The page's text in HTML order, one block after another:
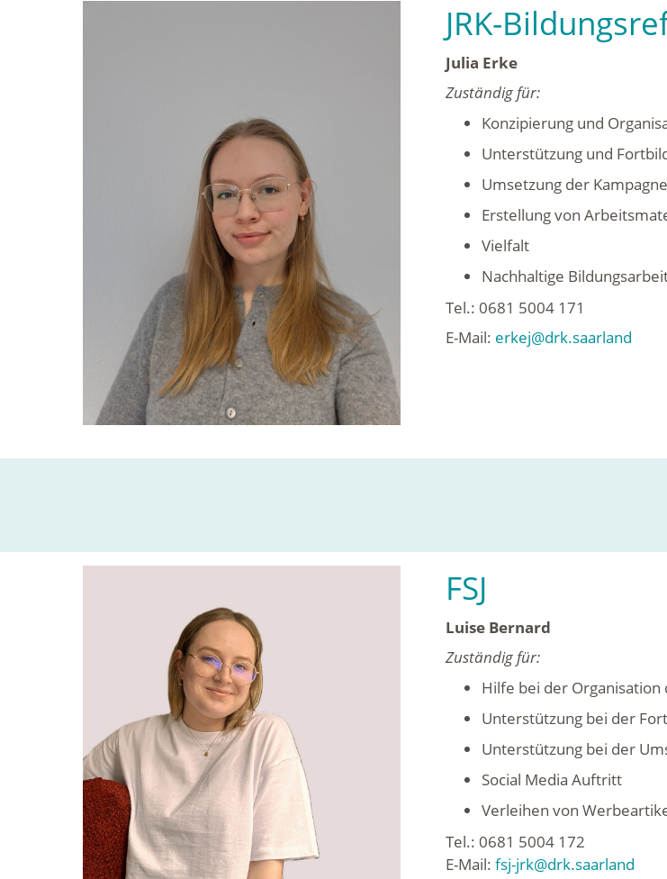
JRK-
Julia Erke
Zuständig für:
Konzipierung und
Unterstützung und
Umsetzung der Kampagne
Erstellung von
Vielfalt
Nachhaltige
Tel.: 0681 5004 171
E-Mail: erkej@drk.saarland
FSJ
Luise Bernard
Zuständig für:
Hilfe bei der
Unterstützung bei der
Unterstützung bei der
Social Media Auftritt
Verleihen von
Tel.: 0681 5004 172
E-Mail:fsj-jrk@drk.saarland